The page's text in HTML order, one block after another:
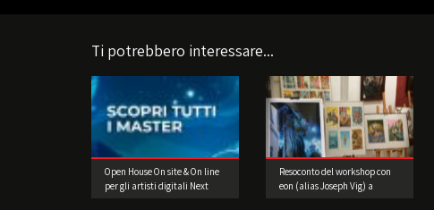
Ti potrebbero interessare...
Open House On site & On line
per gli artisti digitali Next
Resoconto del workshop con
eon (alias Joseph Vig) a